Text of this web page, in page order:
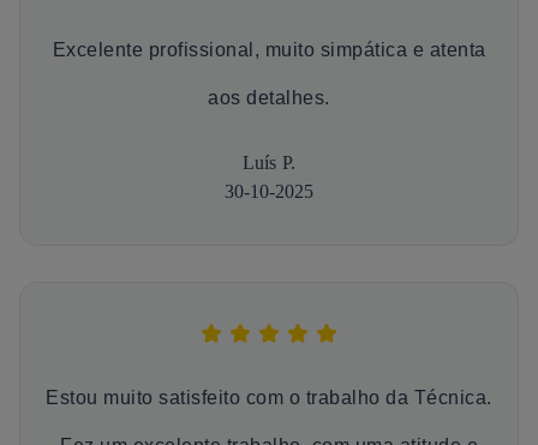
Excelente profissional, muito simpática e atenta
aos detalhes.
Luís P.
30-10-2025
Estou muito satisfeito com o trabalho da Técnica.